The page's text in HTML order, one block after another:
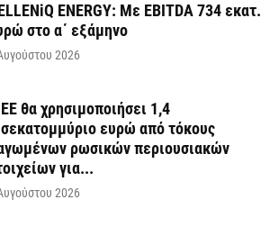
ENERGY: Με EBITDA 734 εκατ.
στο α΄ εξάμηνο
2026
θα χρησιμοποιήσει 1,4
ευρώ από τόκους
ρωσικών περιουσιακών
για...
2026